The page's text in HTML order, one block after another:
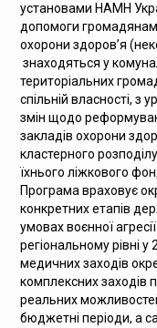
установами НАМН
допомоги громадянам
охорони здоров’я
знаходяться у
територіальних
спільній власності, з
змін щодо
закладів охорони
кластерного
їхнього ліжкового
Програма враховує
конкретних етапів
умовах воєнної
регіональному рівні
медичних заходів
комплексних заходів
реальних
бюджетні періоди, а